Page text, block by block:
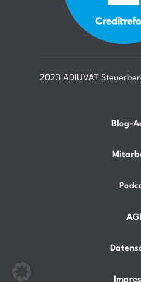
2023 ADIUVAT
Blog-